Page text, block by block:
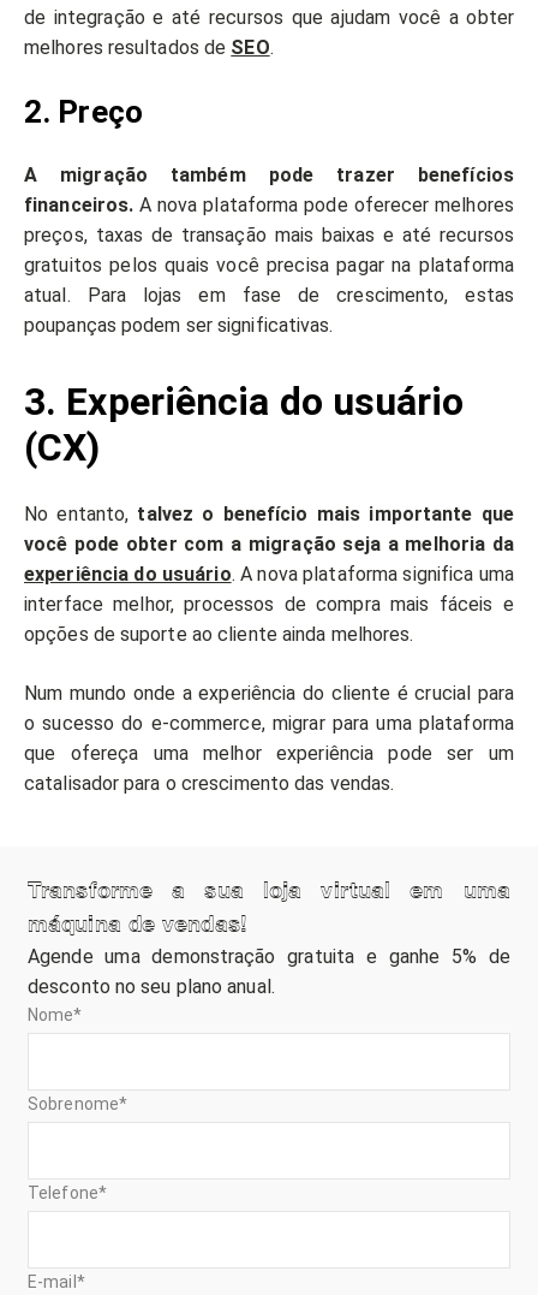
de integração e até recursos que ajudam você a obter
melhores resultados de SEO.
2. Preço
A migração também pode trazer benefícios
financeiros. A nova plataforma pode oferecer melhores
preços, taxas de transação mais baixas e até recursos
gratuitos pelos quais você precisa pagar na plataforma
atual. Para lojas em fase de crescimento, estas
poupanças podem ser significativas.
3. Experiência do usuário
(CX)
No entanto, talvez o benefício mais importante que
você pode obter com a migração seja a melhoria da
experiência do usuário. A nova plataforma significa uma
interface melhor, processos de compra mais fáceis e
opções de suporte ao cliente ainda melhores.
Num mundo onde a experiência do cliente é crucial para
o sucesso do e-commerce, migrar para uma plataforma
que ofereça uma melhor experiência pode ser um
catalisador para o crescimento das vendas.
Transforme a sua loja virtual em uma
máquina de vendas!
Agende uma demonstração gratuita e ganhe 5% de
desconto no seu plano anual.
Nome*
Sobrenome*
Telefone*
E-mail *